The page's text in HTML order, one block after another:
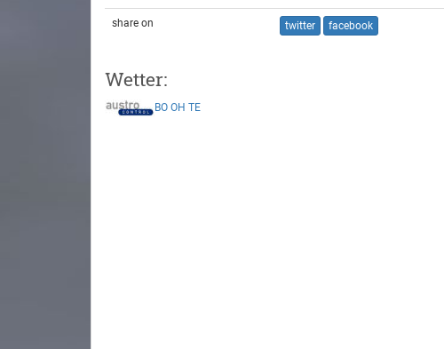
share on twitter facebook
Wetter:
BO OH TE